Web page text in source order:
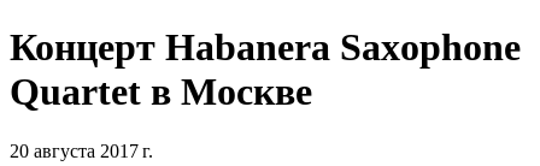
Концерт Habanera Saxophone
Quartet в Москве
20 августа 2017 г.